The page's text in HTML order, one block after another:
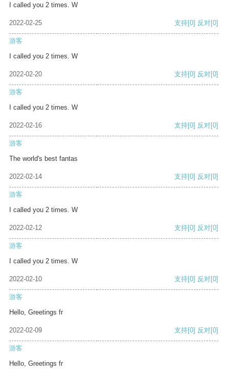
I called you 2 times. W
2022-02-25 支持[0] 反对[0]
游客
I called you 2 times. W
2022-02-20 支持[0] 反对[0]
游客
I called you 2 times. W
2022-02-16 支持[0] 反对[0]
游客
The world's best fantas
2022-02-14 支持[0] 反对[0]
游客
I called you 2 times. W
2022-02-12 支持[0] 反对[0]
游客
I called you 2 times. W
2022-02-10 支持[0] 反对[0]
游客
Hello, Greetings fr
2022-02-09 支持[0] 反对[0]
游客
Hello, Greetings fr